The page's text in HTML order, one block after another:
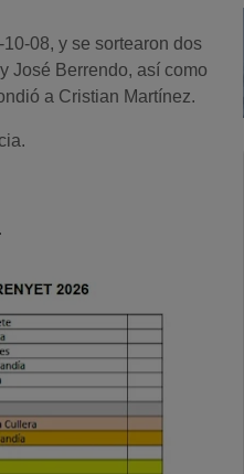
08, y se sortearon dos
José Berrendo, así como
a Cristian Martínez.
.